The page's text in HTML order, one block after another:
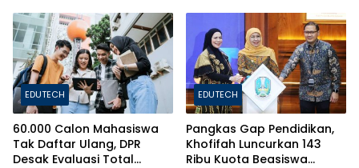
EDUTECH
60.000 Calon Mahasiswa
Tak Daftar Ulang, DPR
Desak Evaluasi Total
EDUTECH
Pangkas Gap Pendidikan,
Khofifah Luncurkan 143
Ribu Kuota Beasiswa